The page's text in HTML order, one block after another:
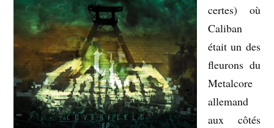
certes) où
Caliban
était un des
fleurons du
Metalcore
allemand
aux côtés